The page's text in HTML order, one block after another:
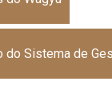
do Sistema de